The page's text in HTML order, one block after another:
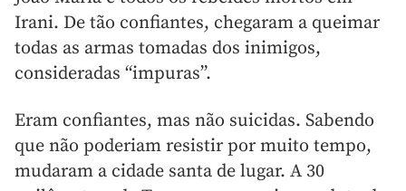
Irani. De tão confiantes, chegaram a queimar
todas as armas tomadas dos inimigos,
consideradas “impuras”.
Eram confiantes, mas não suicidas. Sabendo
que não poderiam resistir por muito tempo,
mudaram a cidade santa de lugar. A 30